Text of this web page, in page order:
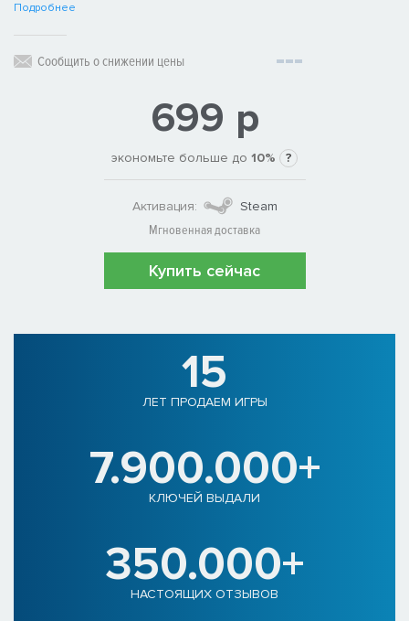
Подробнее
Сообщить о снижении цены
699 р
экономьте больше до 10% ?
Активация:
Steam
Мгновенная доставка
Купить сейчас
15
ЛЕТ ПРОДАЕМ ИГРЫ
7.900.000+
КЛЮЧЕЙ ВЫДАЛИ
350.000+
НАСТОЯЩИХ ОТЗЫВОВ